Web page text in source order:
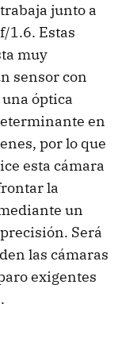
junto a
1.6. Estas
muy
sensor con
óptica
en
por lo que
esta cámara
la
un
Será
las cámaras
exigentes